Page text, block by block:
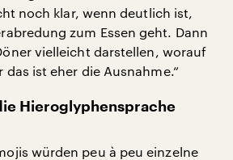
noch klar, wenn deutlich ist,
zum Essen geht. Dann
vielleicht darstellen, worauf
das ist eher die Ausnahme.“
Hieroglyphensprache
würden peu à peu einzelne